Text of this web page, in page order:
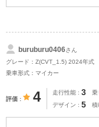
buruburu0406さん
グレード：Z(CVT_1.5) 2024年式
乗車形式：マイカー
評価 4 走行性能 3 乗
デザイン 5 積